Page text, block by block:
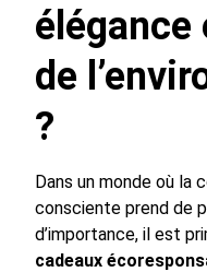
élégance
de
?
Dans un monde où la
consciente prend de
d’importance, il est
cadeaux